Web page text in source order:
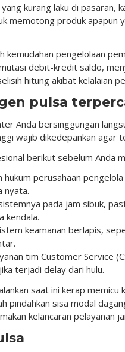
kurang laku di pasaran,
memotong produk apapun
kemudahan pengelolaan
debit-kredit saldo,
hitung akibat kelalaian
pulsa
Anda bersinggungan
wajib dikedepankan agar
berikut sebelum Anda
hukum perusahaan
nyata.
pada jam sibuk,
kendala.
keamanan berlapis,
tim Customer Service
terjadi delay dari hulu.
saat ini kerap
pindahkan sisa modal
kelancaran pelayanan